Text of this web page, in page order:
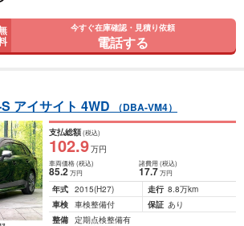
今すぐ在庫確認・見積り依頼
電話する
アイサイト 4WD （DBA-VM4）
支払総額(税込)
102.9万円
車両価格(税込)
85.2万円
諸費用 (税込)
17.7 万円
年式 2015(H27) 走行 8.8万km
車検 車検整備付 保証 あり
整備 定期点検整備有